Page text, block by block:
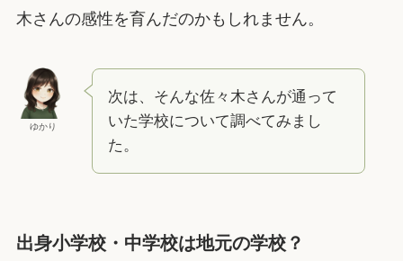
木さんの感性を育んだのかもしれません。
ゆかり
次は、そんな佐々木さんが通って
いた学校について調べてみまし
た。
出身小学校・中学校は地元の学校？